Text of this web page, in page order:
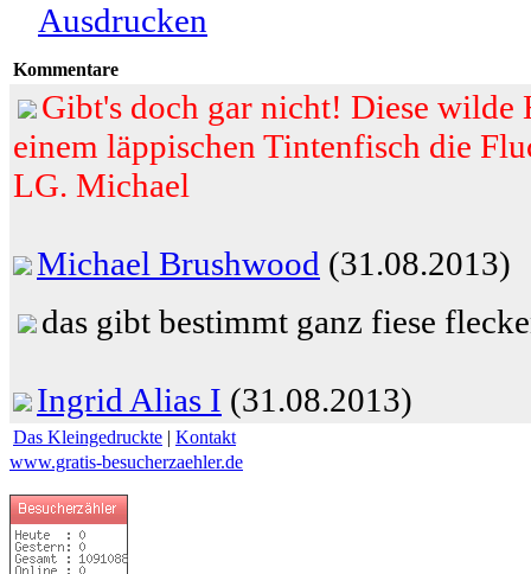
Ausdrucken
Kommentare
Gibt's doch gar nicht! Diese wilde
einem läppischen Tintenfisch die
LG. Michael
Michael Brushwood (31.08.2013)
das gibt bestimmt ganz fiese
Ingrid Alias I (31.08.2013)
Das Kleingedruckte | Kontakt
www.gratis-besucherzaehler.de